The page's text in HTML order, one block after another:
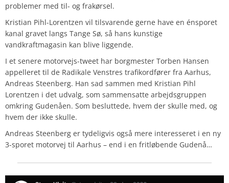
problemer med til- og frakørsel.
Kristian Pihl-Lorentzen vil tilsvarende gerne have en énsporet
kanal gravet langs Tange Sø, så hans kunstige
vandkraftmagasin kan blive liggende.
I et senere motorvejs-tweet har borgmester Torben Hansen
appelleret til de Radikale Venstres trafikordfører fra Aarhus,
Andreas Steenberg. Han sad sammen med Kristian Pihl
Lorentzen i det udvalg, som sammensatte arbejdsgruppen
omkring Gudenåen. Som besluttede, hvem der skulle med, og
hvem der ikke skulle.
Andreas Steenberg er tydeligvis også mere interesseret i en ny
3-sporet motorvej til Aarhus – end i en fritløbende Gudenå…